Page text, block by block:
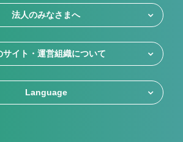
法人のみなさまへ
サイト・運営組織について
Language